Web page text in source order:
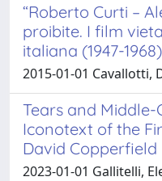
“Roberto Curti –
proibite. I film
italiana (1947-
2015-01-01 Cavallotti,
Tears and Middle-
Iconotext of the
David Copperfield
2023-01-01 Gallitelli,